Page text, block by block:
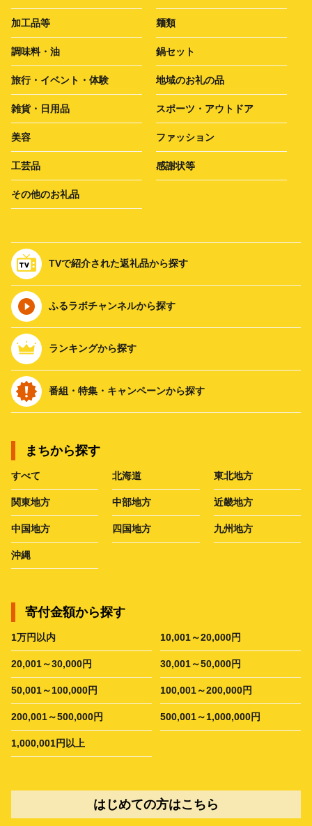
加工品等 麺類
調味料・油 鍋セット
旅行・イベント・体験 地域のお礼の品
雑貨・日用品 スポーツ・アウトドア
美容 ファッション
工芸品 感謝状等
その他のお礼品
TVで紹介された返礼品から探す
ふるラボチャンネルから探す
ランキングから探す
番組・特集・キャンペーンから探す
まちから探す
すべて 北海道 東北地方
関東地方 中部地方 近畿地方
中国地方 四国地方 九州地方
沖縄
寄付金額から探す
1万円以内 10,001～20,000円
20,001～30,000円 30,001～50,000円
50,001～100,000円 100,001～200,000円
200,001～500,000円 500,001～1,000,000円
1,000,001円以上
はじめての方はこちら